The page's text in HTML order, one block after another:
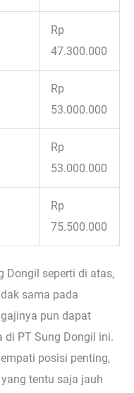
Rp
47.300.000
Rp
53.000.000
Rp
53.000.000
Rp
75.500.000
Dongil seperti di atas,
sama pada
pun dapat
di PT Sung Dongil ini.
posisi penting,
tentu saja jauh